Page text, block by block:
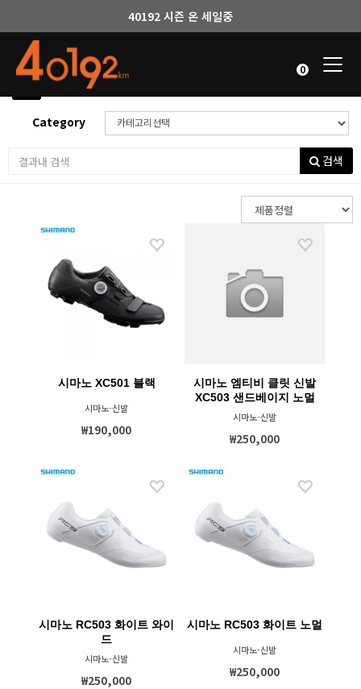
40192 시즌 온 세일중
0
(48
Category
검색
시마노 XC501 블랙
시마노-신발
₩190,000
시마노 엠티비 클릿 신발
XC503 샌드베이지 노멀
시마노-신발
₩250,000
시마노 RC503 화이트 와이
드
시마노-신발
₩250,000
시마노 RC503 화이트 노멀
시마노-신발
₩250,000